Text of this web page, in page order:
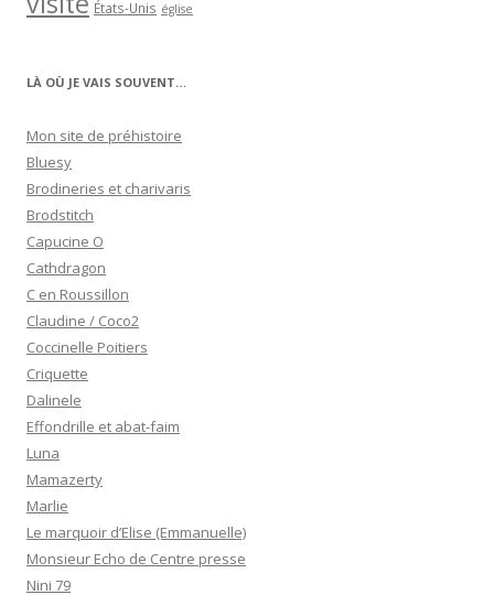
États-Unis église
LÀ OÙ JE VAIS SOUVENT…
Mon site de préhistoire
Bluesy
Brodineries et charivaris
Brodstitch
Capucine O
Cathdragon
C en Roussillon
Claudine / Coco2
Coccinelle Poitiers
Criquette
Dalinele
Effondrille et abat-faim
Luna
Mamazerty
Marlie
Le marquoir d’Elise (Emmanuelle)
Monsieur Echo de Centre presse
Nini 79